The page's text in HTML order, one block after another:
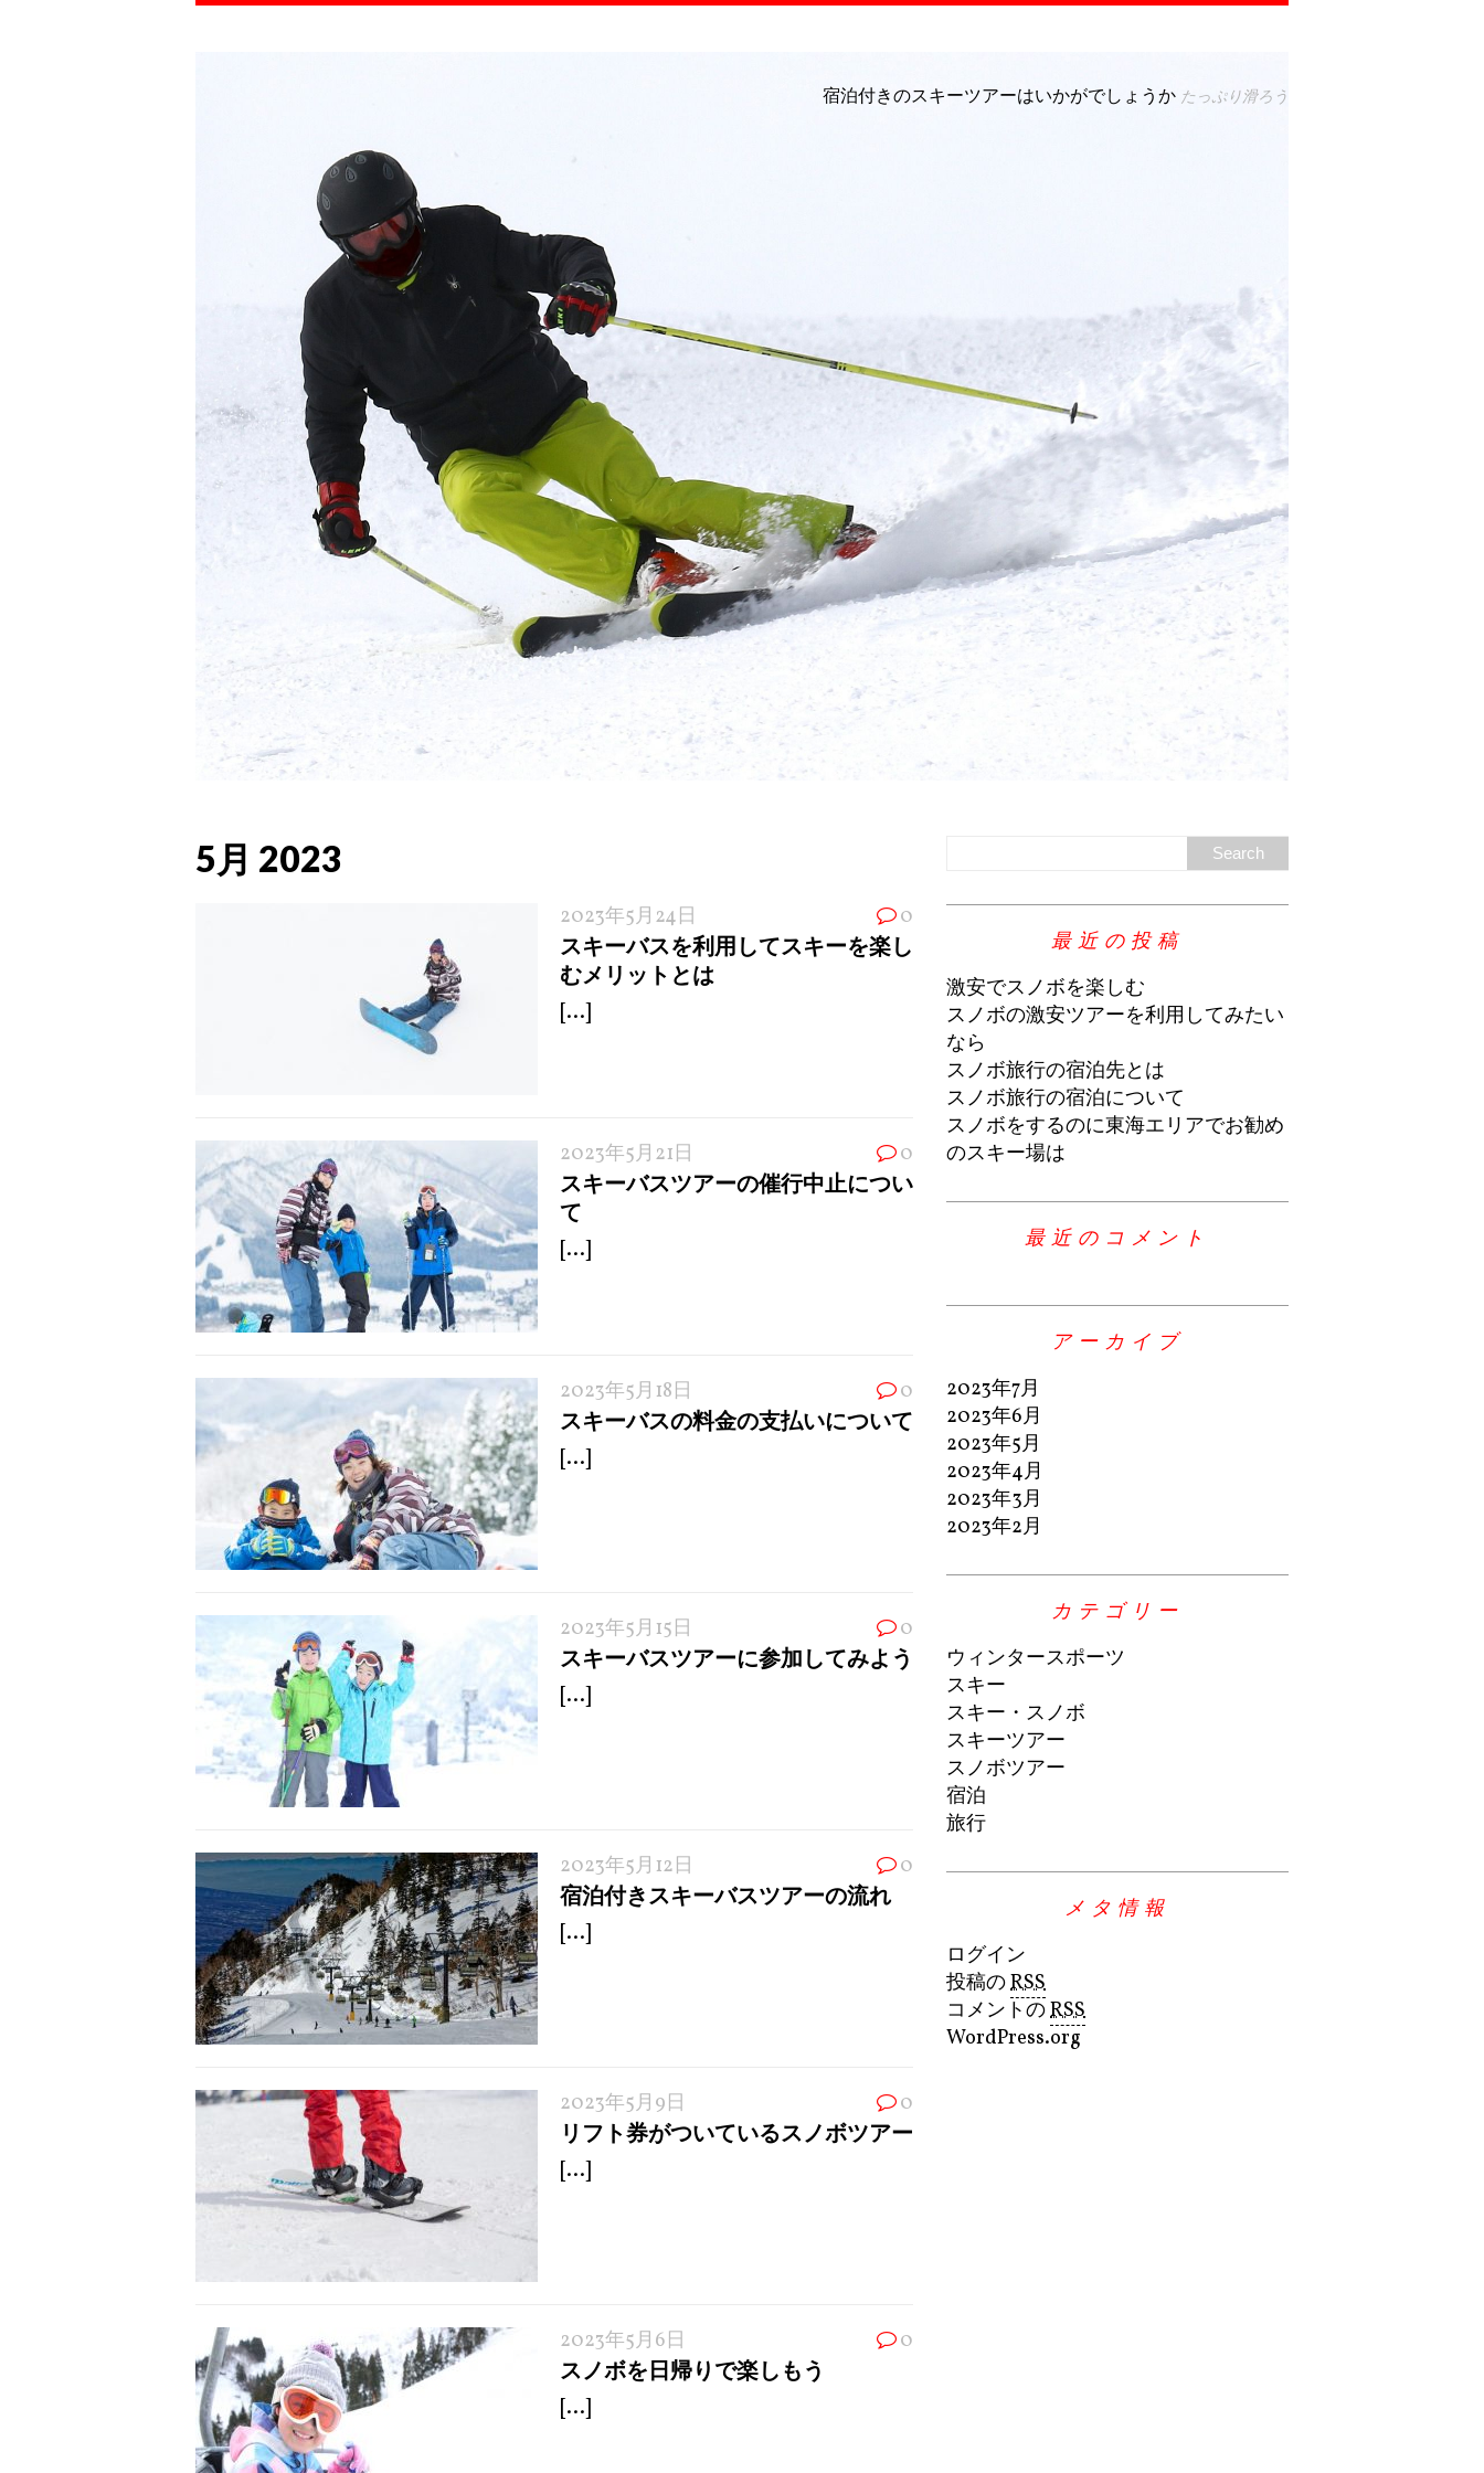
宿泊付きのスキーツアーはいかがでしょうか たっぷり滑ろう
5月 2023
2023年5月24日 0
スキーバスを利用してスキーを楽し
むメリットとは
[...]
2023年5月21日 0
スキーバスツアーの催行中止につい
て
[...]
2023年5月18日 0
スキーバスの料金の支払いについて
[...]
2023年5月15日 0
スキーバスツアーに参加してみよう
[...]
2023年5月12日 0
宿泊付きスキーバスツアーの流れ
[...]
2023年5月9日 0
リフト券がついているスノボツアー
[...]
2023年5月6日 0
スノボを日帰りで楽しもう
[...]
最近の投稿
激安でスノボを楽しむ
スノボの激安ツアーを利用してみたい
なら
スノボ旅行の宿泊先とは
スノボ旅行の宿泊について
スノボをするのに東海エリアでお勧め
のスキー場は
最近のコメント
アーカイブ
2023年7月
2023年6月
2023年5月
2023年4月
2023年3月
2023年2月
カテゴリー
ウィンタースポーツ
スキー
スキー・スノボ
スキーツアー
スノボツアー
宿泊
旅行
メタ情報
ログイン
投稿のRSS
コメントのRSS
WordPress.org